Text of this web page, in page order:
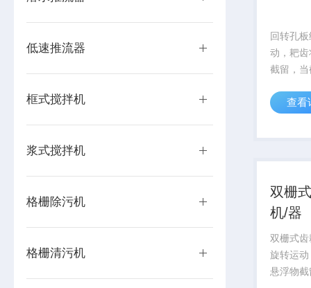
低速推流器
框式搅拌机
浆式搅拌机
格栅除污机
格栅清污机
回转孔
动，耙
截留，
体杂物
反向运
查看
双栅
机/器
双栅式
旋转运
悬浮物